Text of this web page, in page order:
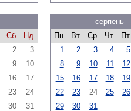
Сб
Нд
2
3
9
10
16
17
23
24
30 31
серпень
Пн
Вт Ср Чт Пт
1
2 3 4 5
8
9 10 11 12
15
16 17 18 19
22
23 24 25 26
29
30 31